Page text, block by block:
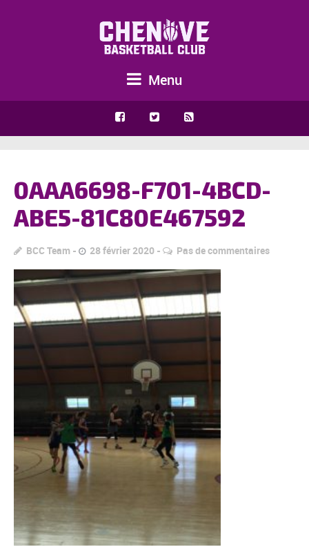
Menu
0AAA6698-F701-4BCD-
ABE5-81C80E467592
BCC Team 28 février 2020 Pas de commentaires